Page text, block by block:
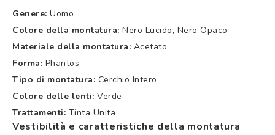
Genere: Uomo
Colore della montatura: Nero Lucido, Nero Opaco
Materiale della montatura: Acetato
Forma: Phantos
Tipo di montatura: Cerchio Intero
Colore delle lenti: Verde
Trattamenti: Tinta Unita
Vestibilità e caratteristiche della montatura